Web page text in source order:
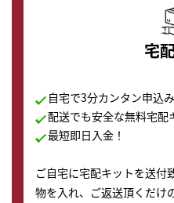
宅
自宅で3分カンタン申込み
配送でも安全な無料宅配
最短即日入金！
ご自宅に宅配キットを送付
物を入れ、ご返送頂くだけ